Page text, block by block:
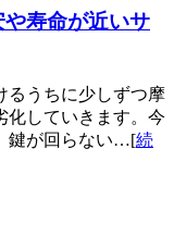
寿命が近いサ
るうちに少しずつ摩
化していきます。今
鍵が回らない…[続